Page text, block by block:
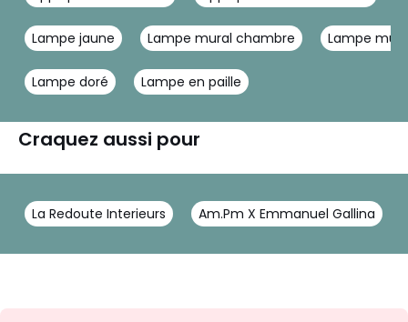
Lampe jaune Lampe mural chambre Lampe
Lampe doré Lampe en paille
Craquez aussi pour
La Redoute Interieurs Am.Pm X Emmanuel Gallina